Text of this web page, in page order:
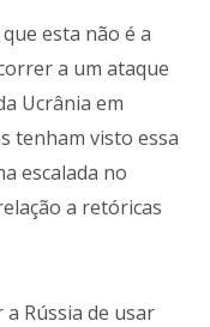
esta não é a
a um ataque
Ucrânia em
tenham visto essa
escalada no
a retóricas
Rússia de usar